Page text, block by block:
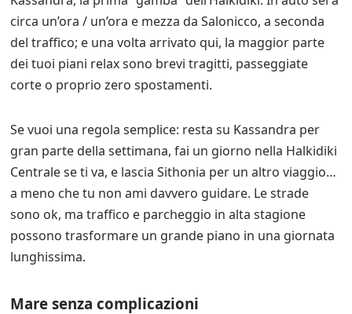
circa un’ora / un’ora e mezza da Salonicco, a seconda
del traffico; e una volta arrivato qui, la maggior parte
dei tuoi piani relax sono brevi tragitti, passeggiate
corte o proprio zero spostamenti.
Se vuoi una regola semplice: resta su Kassandra per
gran parte della settimana, fai un giorno nella Halkidiki
Centrale se ti va, e lascia Sithonia per un altro viaggio…
a meno che tu non ami davvero guidare. Le strade
sono ok, ma traffico e parcheggio in alta stagione
possono trasformare un grande piano in una giornata
lunghissima.
Mare senza complicazioni